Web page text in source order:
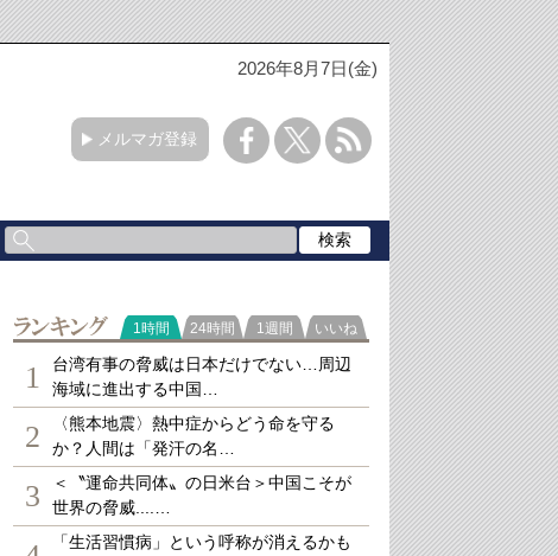
2026年8月7日(金)
メルマガ登録
ランキング
1時間 24時間 1週間 いいね
1
台湾有事の脅威は日本だけでない…周辺
海域に進出する中国…
2
〈熊本地震〉熱中症からどう命を守る
か？人間は「発汗の名…
3
＜〝運命共同体〟の日米台＞中国こそが
世界の脅威....…
「生活習慣病」という呼称が消えるかも